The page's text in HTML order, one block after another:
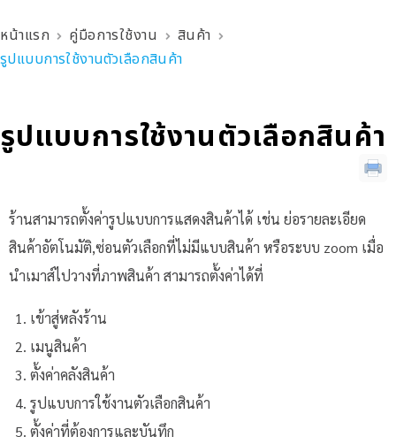
หน้าแรก คู่มือการใช้งาน
สินค้า
รูปแบบการใช้งานตัวเลือกสินค้า
รูปแบบการใช้งานตัวเลือกสินค้า
ร้านสามารถตั้งค่ารูปแบบการแสดงสินค้าได้ เช่น ย่อรายละเอียด
สินค้าอัตโนมัติ,ซ่อนตัวเลือกที่ไม่มีแบบสินค้า หรือระบบ zoom เมื่อ
นำเมาส์ไปวางที่ภาพสินค้า สามารถตั้งค่าได้ที่
เข้าสู่หลังร้าน
เมนูสินค้า
ตั้งค่าคลังสินค้า
รูปแบบการใช้งานตัวเลือกสินค้า
ตั้งค่าที่ต้องการและบันทึก